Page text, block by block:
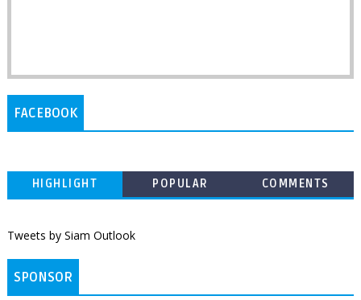
FACEBOOK
HIGHLIGHT POPULAR COMMENTS
Tweets by Siam Outlook
SPONSOR